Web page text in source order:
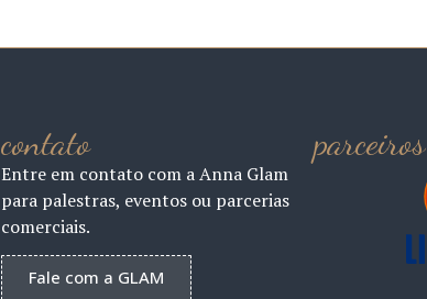
contato
Entre em contato com a Anna Glam
para palestras, eventos ou parcerias
comerciais.
Fale com a GLAM
parceiros